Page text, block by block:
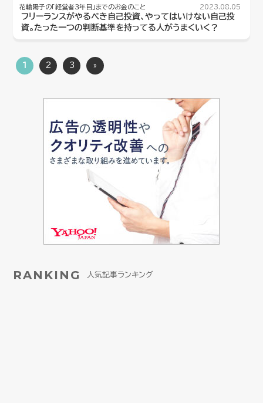
花輪陽子の「経営者３年目」までのお金のこと 2023.08.05
フリーランスがやるべき自己投資、やってはいけない自己投
資。たった一つの判断基準を持ってる人がうまくいく？
1 2 3 »
RANKING 人気記事ランキング